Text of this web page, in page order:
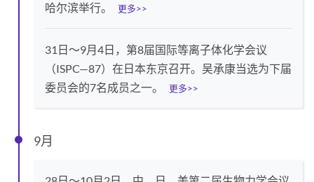
哈尔滨举行。
更多>>
31日～9月4日，第8届国际等离子体化学会议
（ISPC—87）在日本东京召开。吴承康当选为下届
委员会的7名成员之一。
更多>>
9月